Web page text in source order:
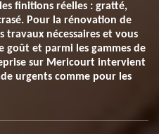
finitions réelles : gratté,
Pour la rénovation de
travaux nécessaires et vous
goût et parmi les gammes de
sur Mericourt intervient
urgents comme pour les